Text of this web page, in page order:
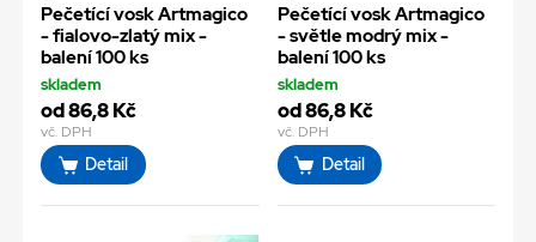
Pečetící vosk Artmagico
- fialovo-zlatý mix -
balení 100 ks
skladem
od 86,8 Kč
vč. DPH
Detail
Pečetící vosk Artmagico
- světle modrý mix -
balení 100 ks
skladem
od 86,8 Kč
vč. DPH
Detail